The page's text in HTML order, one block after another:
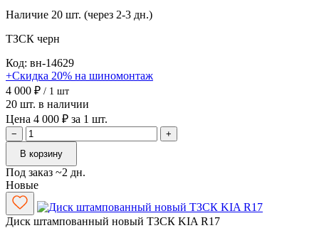
Наличие 20 шт. (через 2-3 дн.)
ТЗСК черн
Код: вн-14629
+Скидка 20% на шиномонтаж
4 000 ₽ / 1 шт
20 шт. в наличии
Цена 4 000 ₽ за 1 шт.
−
+
В корзину
Под заказ ~2 дн.
Новые
Диск штампованный новый ТЗСК KIA R17